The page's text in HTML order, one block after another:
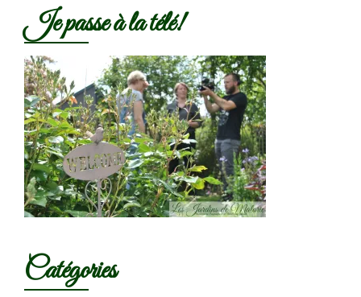
Je passe à la télé!
Catégories